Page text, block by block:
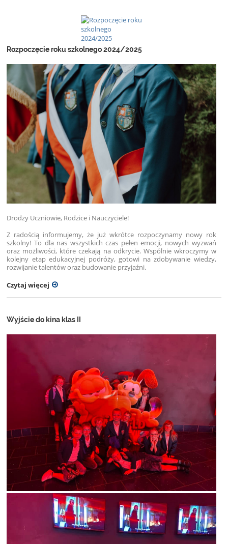
Rozpoczęcie roku szkolnego 2024/2025
Drodzy Uczniowie, Rodzice i Nauczyciele!
Z radością informujemy, że już wkrótce rozpoczynamy nowy rok
szkolny! To dla nas wszystkich czas pełen emocji, nowych wyzwań
oraz możliwości, które czekają na odkrycie. Wspólnie wkroczymy w
kolejny etap edukacyjnej podróży, gotowi na zdobywanie wiedzy,
rozwijanie talentów oraz budowanie przyjaźni.
Czytaj więcej
Wyjście do kina klas II